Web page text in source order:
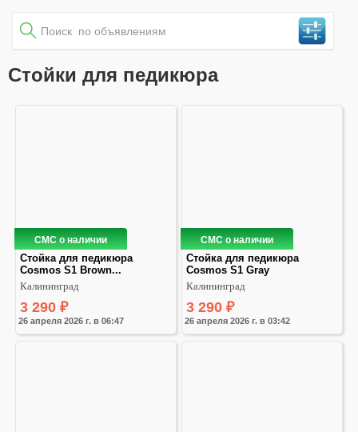
Стойки для педикюра
СМС о наличии
26 апреля 2026 г. в 06:47
Стойка для педикюра
Cosmos S1 Brown...
Калининград
3 290 ₽
СМС о наличии
26 апреля 2026 г. в 03:42
Стойка для педикюра
Cosmos S1 Gray
Калининград
3 290 ₽